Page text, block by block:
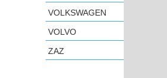
VOLKSWAGEN
VOLVO
ZAZ